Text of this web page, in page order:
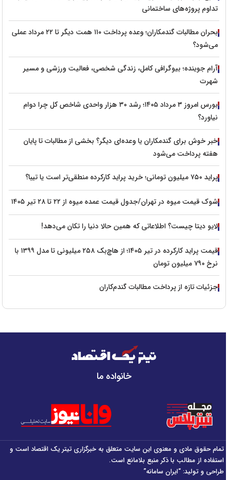
تداوم پروژه‌های ساختمانی
بحران مطالبات گندمکاران؛ وعده پرداخت ۱۱۰ همت دیگر تا ۲۲ مرداد عملی
می‌شود؟
آرام جوینده؛ بیوگرافی کامل، زندگی شخصی، فعالیت ورزشی و مسیر
شهرت
بورس امروز ۳ مرداد ۱۴۰۵؛ رشد ۳۰ هزار واحدی شاخص کل چرا دوام
نیاورد؟
خبر خوش برای گندمکاران یا وعده‌ای دیگر؟ بخشی از مطالبات تا پایان
هفته پرداخت می‌شود
پراید ۷۵۰ میلیون تومانی؛ خرید پراید کارکرده منطقی‌تر است یا تیبا؟
شوک قیمت میوه در تهران/جدول قیمت عمده میوه از ۲۲ تا ۲۸ تیر ۱۴۰۵
لایو دیتا چیست؟ اطلاعاتی که همین حالا دنیا را تکان می‌دهد!
قیمت پراید کارکرده در تیر ۱۴۰۵؛ از هاچ‌بک ۲۵۸ میلیونی تا مدل ۱۳۹۹ با
نرخ ۷۹۰ میلیون تومان
جزئیات تازه از پرداخت مطالبات گندم‌کاران
خانواده ما
تمام حقوق مادی و معنوی این سایت متعلق به خبرگزاری تیتر یک اقتصاد است و
استفاده از مطالب با ذکر منبع بلامانع است.
طراحی و تولید: “ایران سامانه”